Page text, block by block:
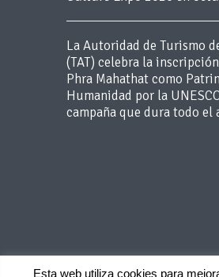
La Autoridad de Turismo
(TAT) celebra la
Phra Mahathat como
Humanidad por la
campaña que dura todo el
Esta web utiliza cookies para